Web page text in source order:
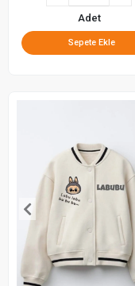
Adet
Sepete Ekle